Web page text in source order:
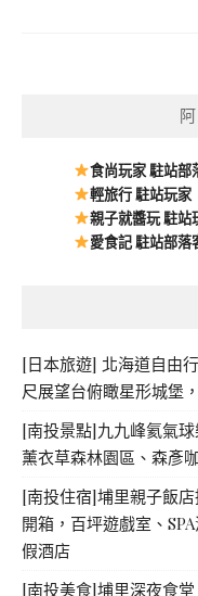
食尚玩家 駐站部
輕旅行 駐站玩家
親子就醬玩 駐站
愛食記 駐站部落
[日本旅遊] 北海道自由
尺展望台俯瞰星形城堡
[南投景點]九九峰氦氣
薰衣草森林園區、森彥
[南投住宿]埔里親子飯
開箱，百坪遊戲室、
假酒店
[南投美食]埔里深夜食